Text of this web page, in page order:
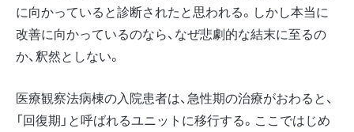
に向かっていると診断されたと思われる。しかし本当に
改善に向かっているのなら、なぜ悲劇的な結末に至るの
か、釈然としない。
医療観察法病棟の入院患者は、急性期の治療がおわると、
「回復期」と呼ばれるユニットに移行する。ここではじめ